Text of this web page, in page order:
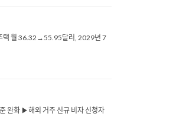
택 월 36.32→55.95달러, 2029년 7
완화 ▶해외 거주 신규 비자 신청자